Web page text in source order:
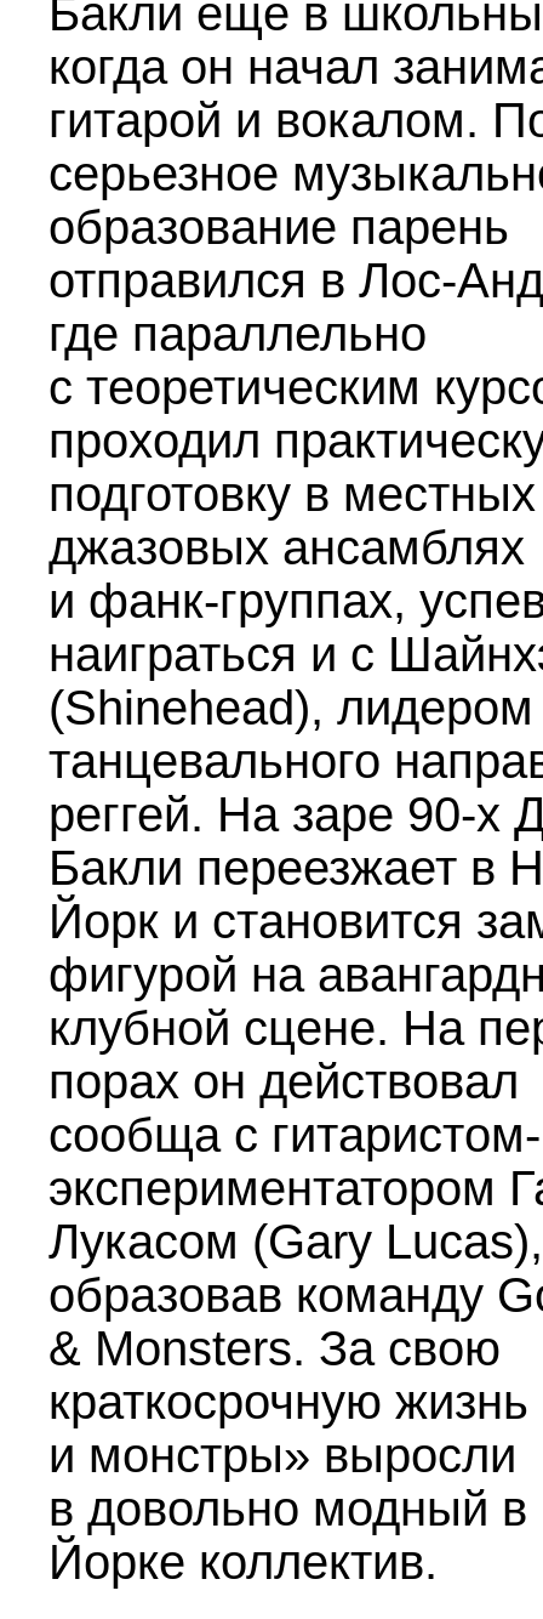
Бакли еще в
когда он начал
гитарой и вокалом.
серьезное
образование парень
отправился в Лос-
где параллельно
с теоретическим
проходил
подготовку в местных
джазовых ансамблях
и фанк-группах,
наиграться и с
(Shinehead), лидером
танцевального
реггей. На заре 90-х
Бакли переезжает в
Йорк и становится
фигурой на
клубной сцене. На
порах он действовал
сообща с гитаристом-
экспериментатором
Лукасом (Gary Lucas),
образовав команду
& Monsters. За свою
краткосрочную жизнь
и монстры» выросли
в довольно модный
Йорке коллектив.